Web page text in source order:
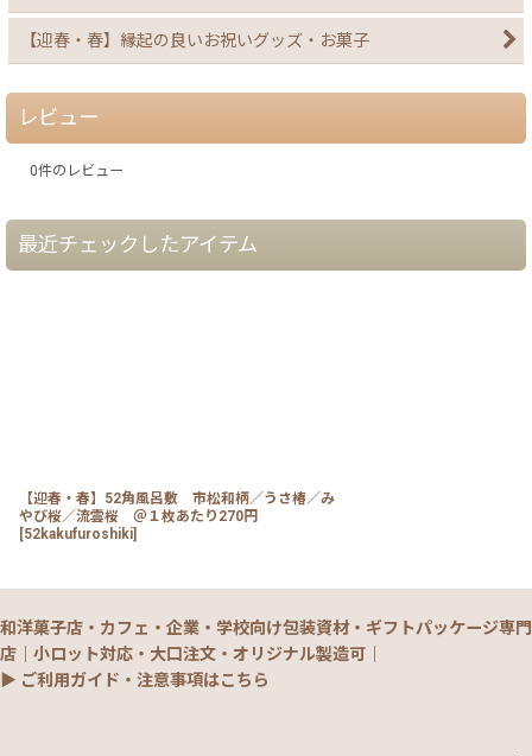
【迎春・春】縁起の良いお祝いグッズ・お菓子
レビュー
0件のレビュー
最近チェックしたアイテム
【迎春・春】52角風呂敷 市松和柄／うさ椿／み
やび桜／流雲桜 ＠１枚あたり270円
[52kakufuroshiki]
和洋菓子店・カフェ・企業・学校向け包装資材・ギフトパッケージ専門
店｜小ロット対応・大口注文・オリジナル製造可｜
▶ ご利用ガイド・注意事項はこちら